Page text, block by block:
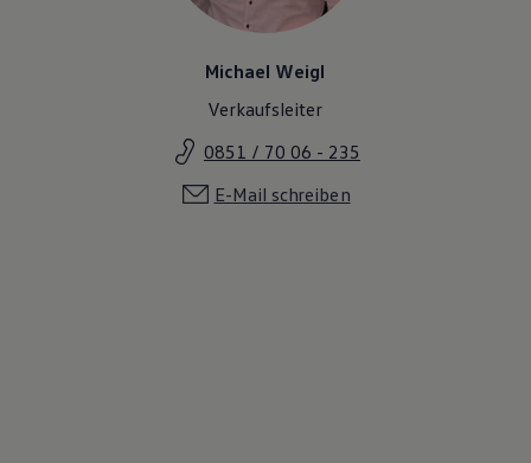
Michael Weigl
Verkaufsleiter
0851 / 70 06 - 235
E-Mail schreiben